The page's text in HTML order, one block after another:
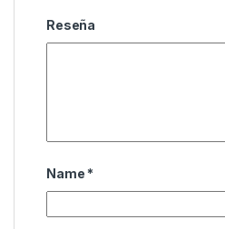
Reseña
Name *